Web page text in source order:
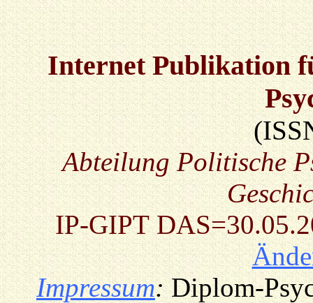
Internet Publikation
Abteilung Politische
IP-GIPT
Impressum:Diplom-